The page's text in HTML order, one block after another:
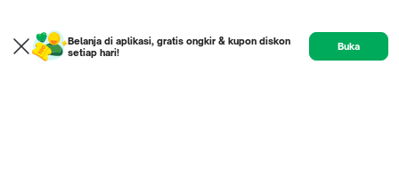
Belanja di aplikasi, gratis ongkir & kupon diskon
setiap hari!
Buka